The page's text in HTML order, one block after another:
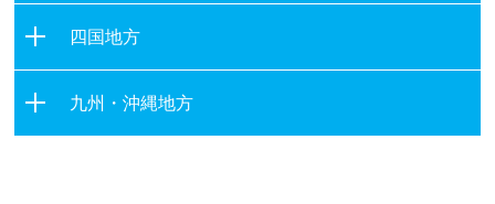
東京都
神奈川県
山梨県
長野県
岐阜県
大阪府
兵庫県
奈良県
和歌山県
岡山県
広島県
四国地方
九州・沖縄地方